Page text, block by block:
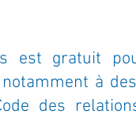
est gratuit
à
des